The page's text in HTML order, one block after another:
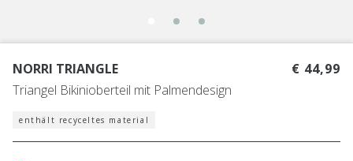
NORRI TRIANGLE
Triangel Bikinioberteil mit Palmendesign
€ 44,99
enthält recyceltes material